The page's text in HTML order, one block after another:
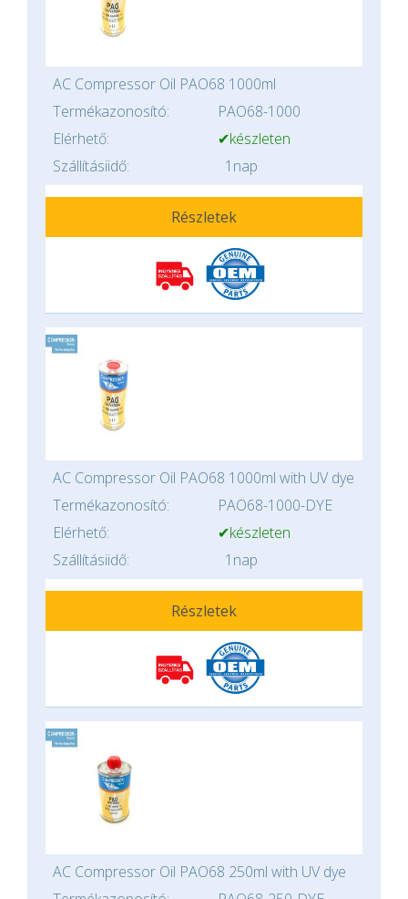
AC Compressor Oil PAO68 1000ml
Termékazonosító:
PAO68-1000
Elérhető:
✔készleten
Szállításiidő:
1nap
Részletek
AC Compressor Oil PAO68 1000ml with UV dye
Termékazonosító:
PAO68-1000-DYE
Elérhető:
✔készleten
Szállításiidő:
1nap
Részletek
AC Compressor Oil PAO68 250ml with UV dye